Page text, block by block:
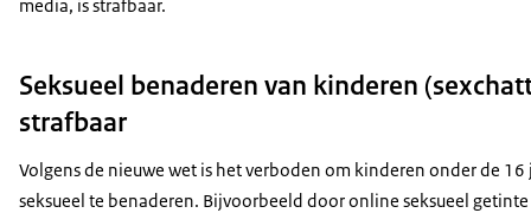
media, is strafbaar.
Seksueel benaderen van kinderen
strafbaar
Volgens de nieuwe wet is het verboden om kinderen onder de
seksueel te benaderen. Bijvoorbeeld door online seksueel getinte